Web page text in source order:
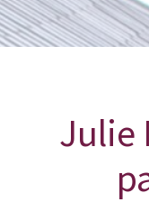
Julie